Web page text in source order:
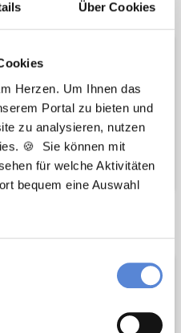
Über Cookies
Herzen. Um Ihnen das
Portal zu bieten und
zu analysieren, nutzen
🍪 Sie können mit
für welche Aktivitäten
bequem eine Auswahl
Unterstützer